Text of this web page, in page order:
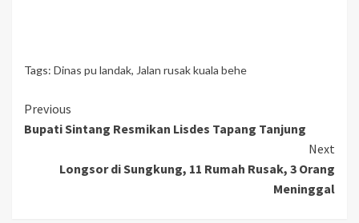
Tags: Dinas pu landak, Jalan rusak kuala behe
Continue
Reading
Previous
Bupati Sintang Resmikan Lisdes Tapang Tanjung
Next
Longsor di Sungkung, 11 Rumah Rusak, 3 Orang
Meninggal